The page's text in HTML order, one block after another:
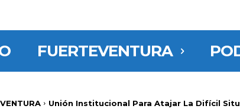
FUERTEVENTURA
Unión Institucional Para Atajar La Difícil